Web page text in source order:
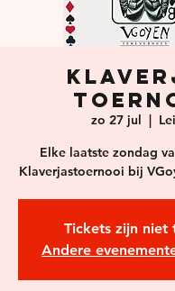
zo 27 jul
  |
Elke laatste zondag
Klaverjastoernooi bij
Tickets zijn niet
Andere